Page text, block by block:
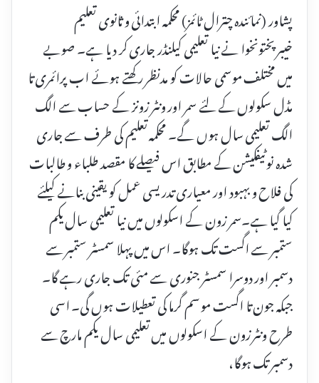
پشاور (نمائندہ چترال ٹائمز) محکمہ ابتدائی و ثانوی تعلیم
خیبرپختونخوا نے نیا تعلیمی کیلنڈر جاری کر دیا ہے۔ صوبے
میں مختلف موسمی حالات کو مدنظر رکھتے ہوئے اب پرائمری تا
مڈل سکولوں کے لئے سمر اور ونٹر زونز کے حساب سے الگ
الگ تعلیمی سال ہوں گے۔ محکمہ تعلیم کی طرف سے جاری
شدہ نوٹیفکیشن کے مطابق اس فیصلے کا مقصد طلباء و طالبات
کی فلاح و بہبود اور معیاری تدریسی عمل کو یقینی بنانے کیلئے
کیا گیا ہے۔سمر زون کے اسکولوں میں نیا تعلیمی سال یکم
ستمبر سے اگست تک ہوگا۔ اس میں پہلا سمسٹر ستمبر سے
دسمبر اور دوسرا سمسٹر جنوری سے مئی تک جاری رہے گا۔
جبکہ جون تا اگست موسم گرما کی تعطیلات ہوں گی۔ اسی
طرح ونٹر زون کے اسکولوں میں تعلیمی سال یکم مارچ سے
دسمبر تک ہوگا،